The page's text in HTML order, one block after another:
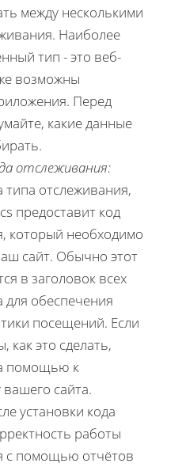
между несколькими
Наиболее
тип - это веб-
возможны
Перед
какие данные
отслеживания:
отслеживания,
предоставит код
который необходимо
сайт. Обычно этот
в заголовок всех
для обеспечения
посещений. Если
как это сделать,
помощью к
сайта.
установки кода
работы
с помощью отчётов